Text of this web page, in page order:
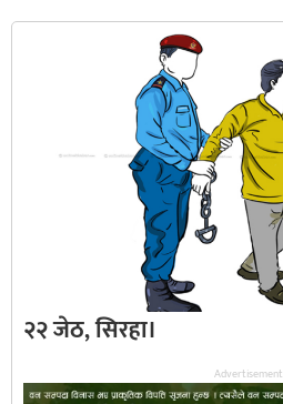
२२ जेठ, सिरहा।
Advertisement